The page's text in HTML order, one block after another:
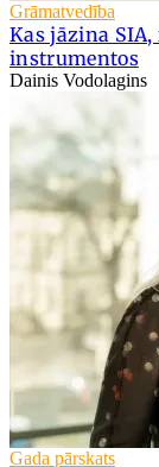
Grāmatvedība
Kas jāzina
instrumentos
Dainis Vodolagins
Gada pārskats